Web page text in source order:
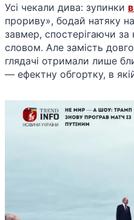
Усі чекали дива: зупинки
прориву», бодай натяку
завмер, спостерігаючи
словом. Але замість
глядачі отримали лише
— ефектну обгортку, в